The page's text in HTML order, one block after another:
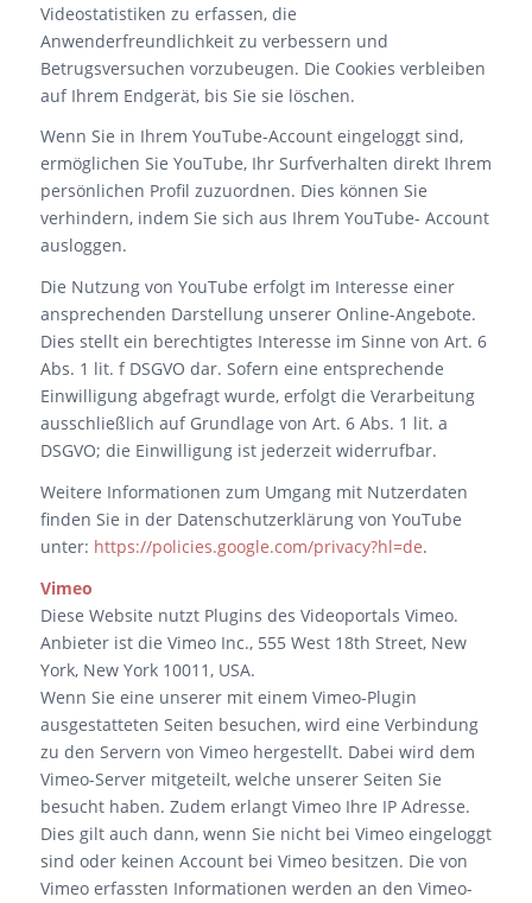
Videostatistiken zu erfassen, die
Anwenderfreundlichkeit zu verbessern und
Betrugsversuchen vorzubeugen. Die Cookies verbleiben
auf Ihrem Endgerät, bis Sie sie löschen.
Wenn Sie in Ihrem YouTube-Account eingeloggt sind,
ermöglichen Sie YouTube, Ihr Surfverhalten direkt Ihrem
persönlichen Profil zuzuordnen. Dies können Sie
verhindern, indem Sie sich aus Ihrem YouTube- Account
ausloggen.
Die Nutzung von YouTube erfolgt im Interesse einer
ansprechenden Darstellung unserer Online-Angebote.
Dies stellt ein berechtigtes Interesse im Sinne von Art. 6
Abs. 1 lit. f DSGVO dar. Sofern eine entsprechende
Einwilligung abgefragt wurde, erfolgt die Verarbeitung
ausschließlich auf Grundlage von Art. 6 Abs. 1 lit. a
DSGVO; die Einwilligung ist jederzeit widerrufbar.
Weitere Informationen zum Umgang mit Nutzerdaten
finden Sie in der Datenschutzerklärung von YouTube
unter: https://policies.google.com/privacy?hl=de.
Vimeo
Diese Website nutzt Plugins des Videoportals Vimeo.
Anbieter ist die Vimeo Inc., 555 West 18th Street, New
York, New York 10011, USA.
Wenn Sie eine unserer mit einem Vimeo-Plugin
ausgestatteten Seiten besuchen, wird eine Verbindung
zu den Servern von Vimeo hergestellt. Dabei wird dem
Vimeo-Server mitgeteilt, welche unserer Seiten Sie
besucht haben. Zudem erlangt Vimeo Ihre IP Adresse.
Dies gilt auch dann, wenn Sie nicht bei Vimeo eingeloggt
sind oder keinen Account bei Vimeo besitzen. Die von
Vimeo erfassten Informationen werden an den Vimeo-